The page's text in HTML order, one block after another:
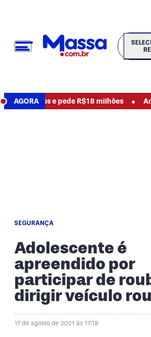
AGORA
abusos e pede R$18 milhões •
SEGURANÇA
Adolescente é
apreendido por
participar de
dirigir veículo
17 de agosto de 2021 às 17:18